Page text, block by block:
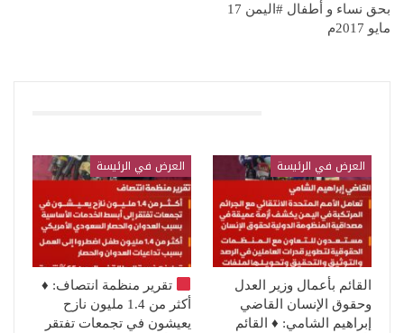
بحق نساء و أطفال #اليمن 17
مايو 2017م
العرض في الرئيسة
القائم بأعمال وزير العدل
وحقوق الإنسان القاضي
إبراهيم الشامي: ♦️ القائم
العرض في الرئيسة
تقرير منظمة انتصاف: ♦️
أكثر من 1.4 مليون نازح
يعيشون في تجمعات تفتقر